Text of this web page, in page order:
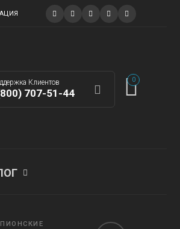
Клиентов
707-51-44
0